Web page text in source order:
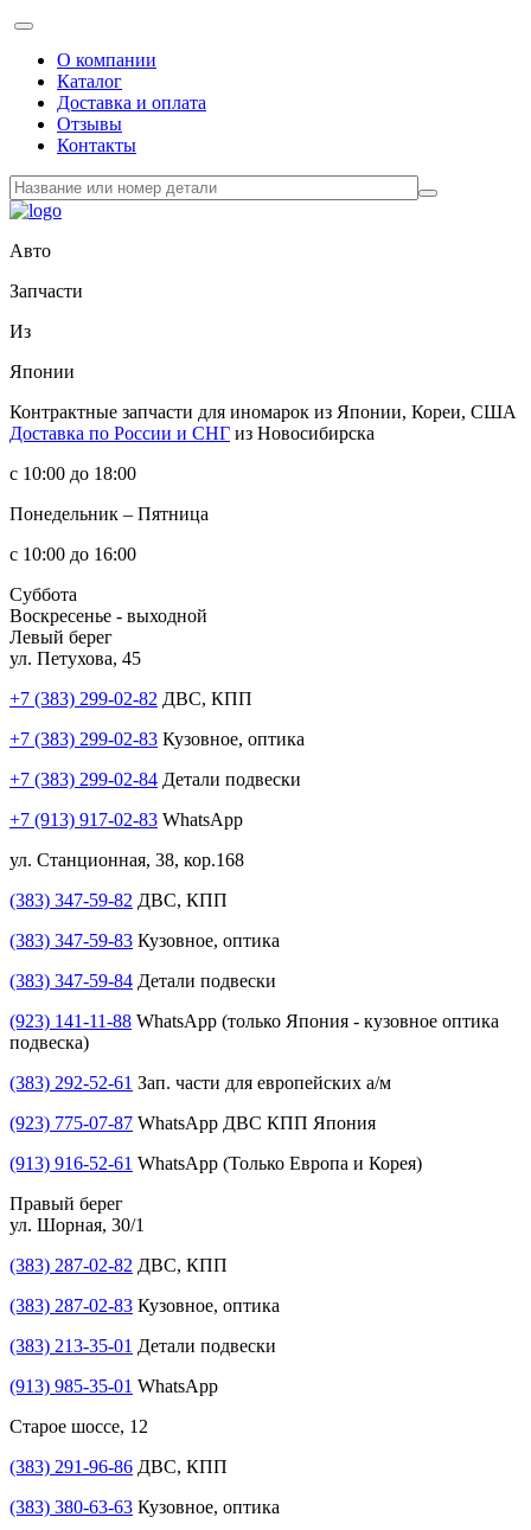
О компании
Каталог
Доставка и оплата
Отзывы
Контакты
Авто
Запчасти
Из
Японии
Контрактные запчасти для иномарок из Японии, Кореи, США
Доставка по России и СНГ из Новосибирска
с 10:00 до 18:00
Понедельник – Пятница
с 10:00 до 16:00
Суббота
Воскресенье - выходной
Левый берег
ул. Петухова, 45
+7 (383) 299-02-82 ДВС, КПП
+7 (383) 299-02-83 Кузовное, оптика
+7 (383) 299-02-84 Детали подвески
+7 (913) 917-02-83 WhatsApp
ул. Станционная, 38, кор.168
(383) 347-59-82 ДВС, КПП
(383) 347-59-83 Кузовное, оптика
(383) 347-59-84 Детали подвески
(923) 141-11-88 WhatsApp (только Япония - кузовное оптика
подвеска)
(383) 292-52-61 Зап. части для европейских а/м
(923) 775-07-87 WhatsApp ДВС КПП Япония
(913) 916-52-61 WhatsApp (Только Европа и Корея)
Правый берег
ул. Шорная, 30/1
(383) 287-02-82 ДВС, КПП
(383) 287-02-83 Кузовное, оптика
(383) 213-35-01 Детали подвески
(913) 985-35-01 WhatsApp
Старое шоссе, 12
(383) 291-96-86 ДВС, КПП
(383) 380-63-63 Кузовное, оптика